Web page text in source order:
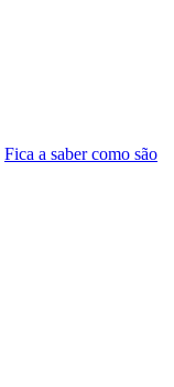
Fica a saber como são